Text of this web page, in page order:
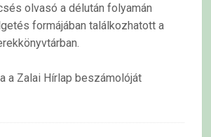
olvasó a délután folyamán
formájában találkozhatott a
a Zalai Hírlap beszámolóját